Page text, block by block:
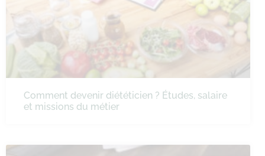
Comment devenir diététicien ? Études, salaire
et missions du métier